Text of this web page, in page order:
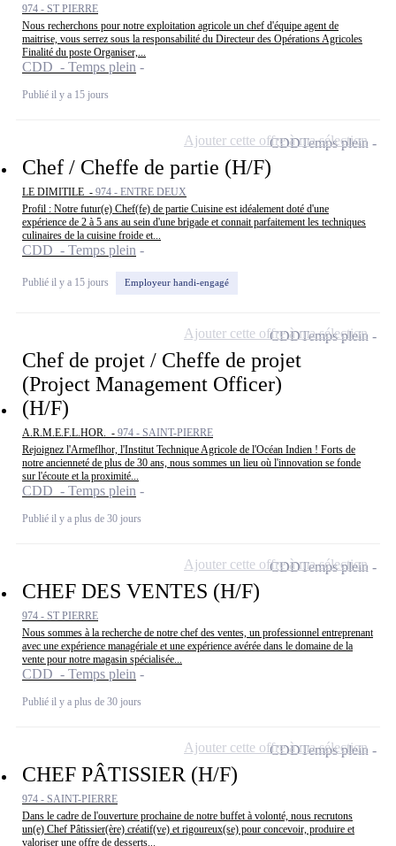
974 - ST PIERRE
Nous recherchons pour notre exploitation agricole un chef d'équipe agent de
maitrise, vous serrez sous la responsabilité du Directeur des Opérations Agricoles
Finalité du poste Organiser,...
CDD - Temps plein
Publié il y a 15 jours
Chef / Cheffe de partie (H/F)
LE DIMITILE - 974 - ENTRE DEUX
Profil : Notre futur(e) Chef(fe) de partie Cuisine est idéalement doté d'une
expérience de 2 à 5 ans au sein d'une brigade et connait parfaitement les techniques
culinaires de la cuisine froide et...
CDD - Temps plein
Publié il y a 15 jours Employeur handi-engagé
CDDTemps plein
Ajouter cette offre à ma sélection
Chef de projet / Cheffe de projet
(Project Management Officer)
(H/F)
A.R.M.E.F.L.HOR. - 974 - SAINT-PIERRE
Rejoignez l'Armeflhor, l'Institut Technique Agricole de l'Océan Indien ! Forts de
notre ancienneté de plus de 30 ans, nous sommes un lieu où l'innovation se fonde
sur l'écoute et la proximité...
CDD - Temps plein
Publié il y a plus de 30 jours
CDDTemps plein
Ajouter cette offre à ma sélection
CHEF DES VENTES (H/F)
974 - ST PIERRE
Nous sommes à la recherche de notre chef des ventes, un professionnel entreprenant
avec une expérience managériale et une expérience avérée dans le domaine de la
vente pour notre magasin spécialisée...
CDD - Temps plein
Publié il y a plus de 30 jours
CDDTemps plein
Ajouter cette offre à ma sélection
CHEF PÂTISSIER (H/F)
974 - SAINT-PIERRE
Dans le cadre de l'ouverture prochaine de notre buffet à volonté, nous recrutons
un(e) Chef Pâtissier(ère) créatif(ve) et rigoureux(se) pour concevoir, produire et
valoriser une offre de desserts...
CDDTemps plein
Ajouter cette offre à ma sélection